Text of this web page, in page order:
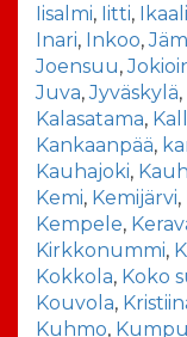
Iisalmi, Iitti,
Inari, Inkoo,
Joensuu,
Juva,Jyväskylä,
Kalasatama,
Kankaanpää,
Kauhajoki,
Kemi, Kemijärvi,
Kempele,
Kirkkonummi,
Kokkola, Koko
Kouvola,
Kuhmo,